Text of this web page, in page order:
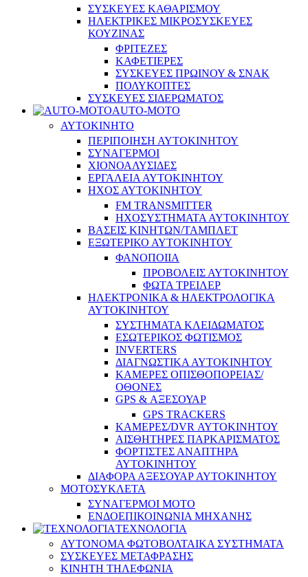
ΣΥΣΚΕΥΕΣ ΚΑΘΑΡΙΣΜΟΥ
ΗΛΕΚΤΡΙΚΕΣ ΜΙΚΡΟΣΥΣΚΕΥΕΣ
ΚΟΥΖΙΝΑΣ
ΦΡΙΤΕΖΕΣ
ΚΑΦΕΤΙΕΡΕΣ
ΣΥΣΚΕΥΕΣ ΠΡΩΙΝΟΥ & ΣΝΑΚ
ΠΟΛΥΚΟΠΤΕΣ
ΣΥΣΚΕΥΕΣ ΣΙΔΕΡΩΜΑΤΟΣ
AUTO-MOTO
ΑΥΤΟΚΙΝΗΤΟ
ΠΕΡΙΠΟΙΗΣΗ ΑΥΤΟΚΙΝΗΤΟΥ
ΣΥΝΑΓΕΡΜΟΙ
ΧΙΟΝΟΑΛΥΣΙΔΕΣ
ΕΡΓΑΛΕΙΑ ΑΥΤΟΚΙΝΗΤΟΥ
ΗΧΟΣ ΑΥΤΟΚΙΝΗΤΟΥ
FM TRANSMITTER
ΗΧΟΣΥΣΤΗΜΑΤΑ ΑΥΤΟΚΙΝΗΤΟΥ
ΒΑΣΕΙΣ ΚΙΝΗΤΩΝ/ΤΑΜΠΛΕΤ
ΕΞΩΤΕΡΙΚΟ ΑΥΤΟΚΙΝΗΤΟΥ
ΦΑΝΟΠΟΙΙΑ
ΠΡΟΒΟΛΕΙΣ ΑΥΤΟΚΙΝΗΤΟΥ
ΦΩΤΑ ΤΡΕΙΛΕΡ
ΗΛΕΚΤΡΟΝΙΚΑ & ΗΛΕΚΤΡΟΛΟΓΙΚΑ
ΑΥΤΟΚΙΝΗΤΟΥ
ΣΥΣΤΗΜΑΤΑ ΚΛΕΙΔΩΜΑΤΟΣ
ΕΣΩΤΕΡΙΚΟΣ ΦΩΤΙΣΜΟΣ
INVERTERS
ΔΙΑΓΝΩΣΤΙΚΑ ΑΥΤΟΚΙΝΗΤΟΥ
ΚΑΜΕΡΕΣ ΟΠΙΣΘΟΠΟΡΕΙΑΣ/
ΟΘΟΝΕΣ
GPS & ΑΞΕΣΟΥΑΡ
GPS TRACKERS
ΚΑΜΕΡΕΣ/DVR ΑΥΤΟΚΙΝΗΤΟΥ
ΑΙΣΘΗΤΗΡΕΣ ΠΑΡΚΑΡΙΣΜΑΤΟΣ
ΦΟΡΤΙΣΤΕΣ ΑΝΑΠΤΗΡΑ
ΑΥΤΟΚΙΝΗΤΟΥ
ΔΙΑΦΟΡΑ ΑΞΕΣΟΥΑΡ ΑΥΤΟΚΙΝΗΤΟΥ
ΜΟΤΟΣΥΚΛΕΤΑ
ΣΥΝΑΓΕΡΜΟΙ ΜΟΤΟ
ΕΝΔΟΕΠΙΚΟΙΝΩΝΙΑ ΜΗΧΑΝΗΣ
ΤΕΧΝΟΛΟΓΙΑ
ΑΥΤΟΝΟΜΑ ΦΩΤΟΒΟΛΤΑΙΚΑ ΣΥΣΤΗΜΑΤΑ
ΣΥΣΚΕΥΕΣ ΜΕΤΑΦΡΑΣΗΣ
ΚΙΝΗΤΗ ΤΗΛΕΦΩΝΙΑ